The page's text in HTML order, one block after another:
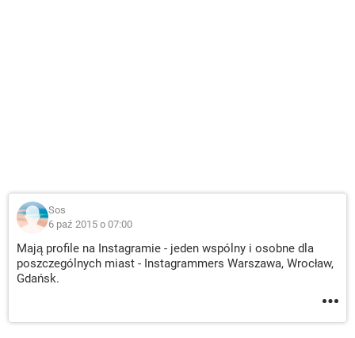
Sos
6 paź 2015 o 07:00
Mają profile na Instagramie - jeden wspólny i osobne dla
poszczególnych miast - Instagrammers Warszawa, Wrocław,
Gdańsk.